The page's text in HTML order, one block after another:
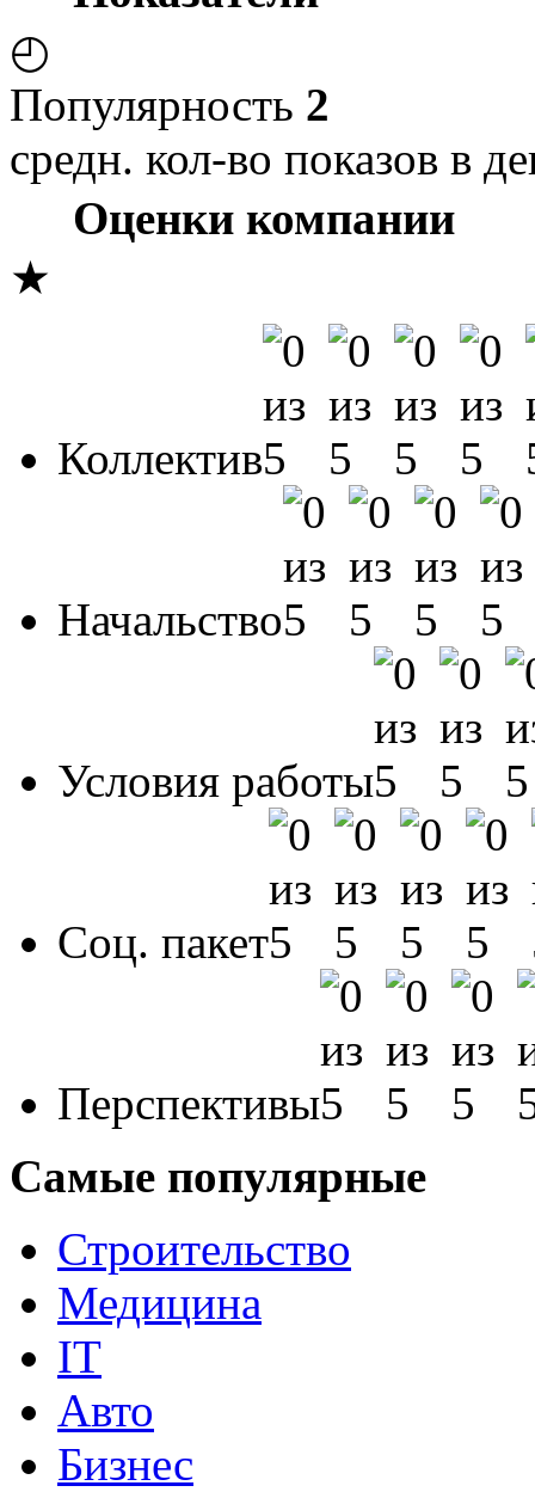
◴
Популярность 2
средн. кол-во показов в
Оценки компании
★
Коллектив
Начальство
Условия работы
Соц. пакет
Перспективы
Самые популярные
Строительство
Медицина
IT
Авто
Бизнес